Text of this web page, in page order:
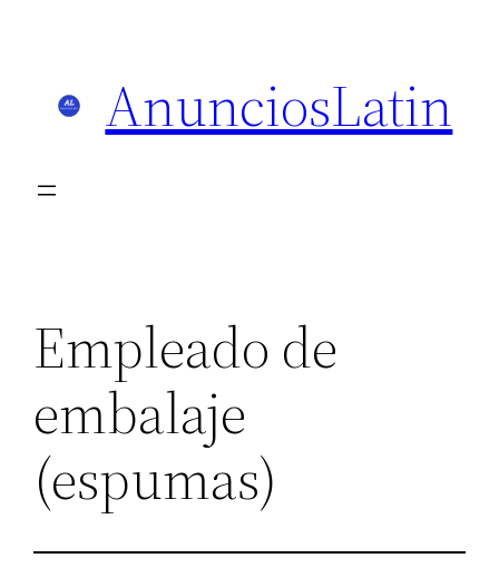
AnunciosLatin
Empleado de
embalaje
(espumas)